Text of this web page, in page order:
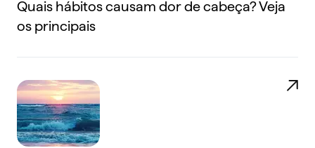
Quais hábitos causam dor de cabeça? Veja
os principais